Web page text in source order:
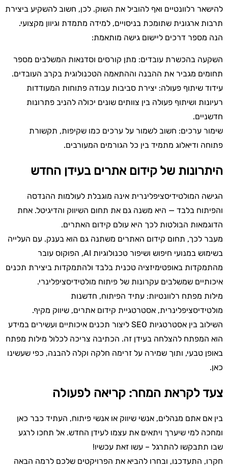
להישאר רלוונטיים ואף להוביל את השוק. לכן, חשוב להשקיע ביצירת
תרבות ארגונית שתומכת בניסויים, למידה מתמדת וגיוון מקצועי.
הנה מספר דרכים ליישום גישה מותאמת:
השקעה בהכשרת עובדים: מתן קורסים וסדנאות המשלבים מספר
תחומים מגביר את ההבנה וההתאמה הטכנולוגית בקרב העובדים.
עידוד שיתוף פעולה: יצירת סביבות עבודה פתוחות המעודדות
רעיונות ושיתוף פעולה בין צוותים שונים יכולה להניב פתרונות
חדשניים.
שימור ערכים: חשוב לשמור על ערכים כמו שקיפות, תקשורת
פתוחה ודיאלוג מתמיד בין כל הגורמים המעורבים.
היתרונות של קידום אתרים בעידן החדש
הגישה המולטידיסציפלינרית אינה מוגבלת לעולמות ההנדסה
והפיתוח בלבד — היא משנה גם את תחום השיווק והדיגיטל. אחת
הדוגמאות הבולטות לכך היא עולם קידום האתרים.
מעבר לכך, תחום קידום האתרים משתנה גם הוא בענק. עם העלייה
בשימוש במנועי חיפוש ושיפור טכנולוגיות AI, הפוקוס עובר
מהתמקדות באופטימיזציה טכנית בלבד ולהתמקדות ביצירת תכנים
איכותיים שמשלבים עקרונות של פיתוח מולטידיסציפלינרי.
מילות מפתח רלוונטיות: עתיד הפיתוח, חדשנות
מולטידיסציפלינרית, אסטרטגיית קידום אתרים, שיווק מקיף.
השילוב בין אסטרטגיות SEO ליצור תכנים איכותיים ועשירים במידע
הוא המפתח להצלחה בעידן זה. הכתיבה צריכה לכלול מילות מפתח
באופן טבעי, ותוך שמירה על זרימה חלקה וקלה להבנה, כפי שעשינו
כאן.
צעד לקראת המחר: קריאה לפעולה
בין אם אתם מנהלים, אנשי שיווק או אנשי פיתוח, העתיד כבר כאן
ומחכה למי שיערך ויתאים את עצמו לעידן החדש. אל תחכו לרגע
שבו תתבקשו להתרגל – עשו זאת עכשיו!
חקרו, התעדכנו, ובחרו להביא את הפרויקטים שלכם לרמה הבאה